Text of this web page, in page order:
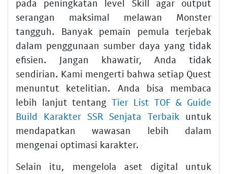
pada peningkatan level Skill agar output
serangan maksimal melawan Monster
tangguh. Banyak pemain pemula terjebak
dalam penggunaan sumber daya yang tidak
efisien. Jangan khawatir, Anda tidak
sendirian. Kami mengerti bahwa setiap Quest
menuntut ketelitian. Anda bisa membaca
lebih lanjut tentangTier List TOF & Guide
Build Karakter SSR Senjata Terbaik untuk
mendapatkan wawasan lebih dalam
mengenai optimasi karakter.
Selain itu, mengelola aset digital untuk